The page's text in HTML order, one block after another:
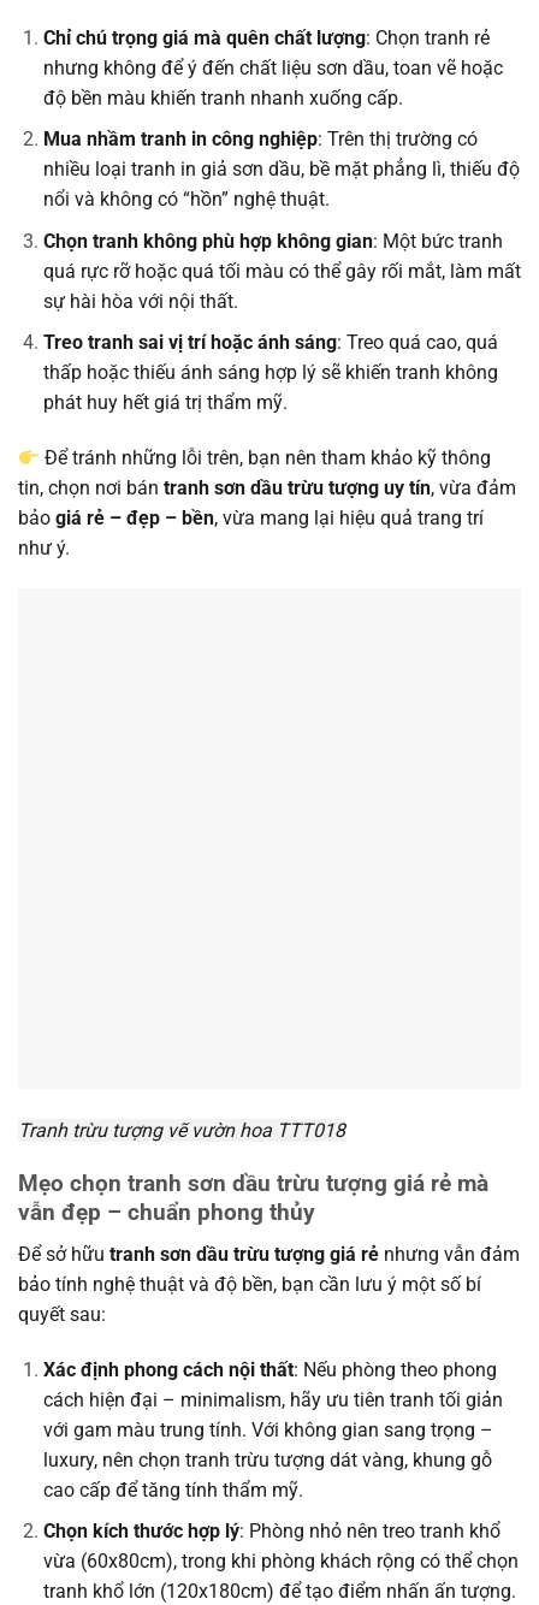
Chỉ chú trọng giá mà quên chất lượng: Chọn tranh rẻ
nhưng không để ý đến chất liệu sơn dầu, toan vẽ hoặc
độ bền màu khiến tranh nhanh xuống cấp.
Mua nhầm tranh in công nghiệp: Trên thị trường có
nhiều loại tranh in giả sơn dầu, bề mặt phẳng lì, thiếu độ
nổi và không có “hồn” nghệ thuật.
Chọn tranh không phù hợp không gian: Một bức tranh
quá rực rỡ hoặc quá tối màu có thể gây rối mắt, làm mất
sự hài hòa với nội thất.
Treo tranh sai vị trí hoặc ánh sáng: Treo quá cao, quá
thấp hoặc thiếu ánh sáng hợp lý sẽ khiến tranh không
phát huy hết giá trị thẩm mỹ.
Để tránh những lỗi trên, bạn nên tham khảo kỹ thông
tin, chọn nơi bán tranh sơn dầu trừu tượng uy tín, vừa đảm
bảo giá rẻ – đẹp – bền, vừa mang lại hiệu quả trang trí
như ý.
Tranh trừu tượng vẽ vườn hoa TTT018
Mẹo chọn tranh sơn dầu trừu tượng giá rẻ mà
vẫn đẹp – chuẩn phong thủy
Để sở hữu tranh sơn dầu trừu tượng giá rẻ nhưng vẫn đảm
bảo tính nghệ thuật và độ bền, bạn cần lưu ý một số bí
quyết sau:
Xác định phong cách nội thất: Nếu phòng theo phong
cách hiện đại – minimalism, hãy ưu tiên tranh tối giản
với gam màu trung tính. Với không gian sang trọng –
luxury, nên chọn tranh trừu tượng dát vàng, khung gỗ
cao cấp để tăng tính thẩm mỹ.
Chọn kích thước hợp lý: Phòng nhỏ nên treo tranh khổ
vừa (60x80cm), trong khi phòng khách rộng có thể chọn
tranh khổ lớn (120x180cm) để tạo điểm nhấn ấn tượng.